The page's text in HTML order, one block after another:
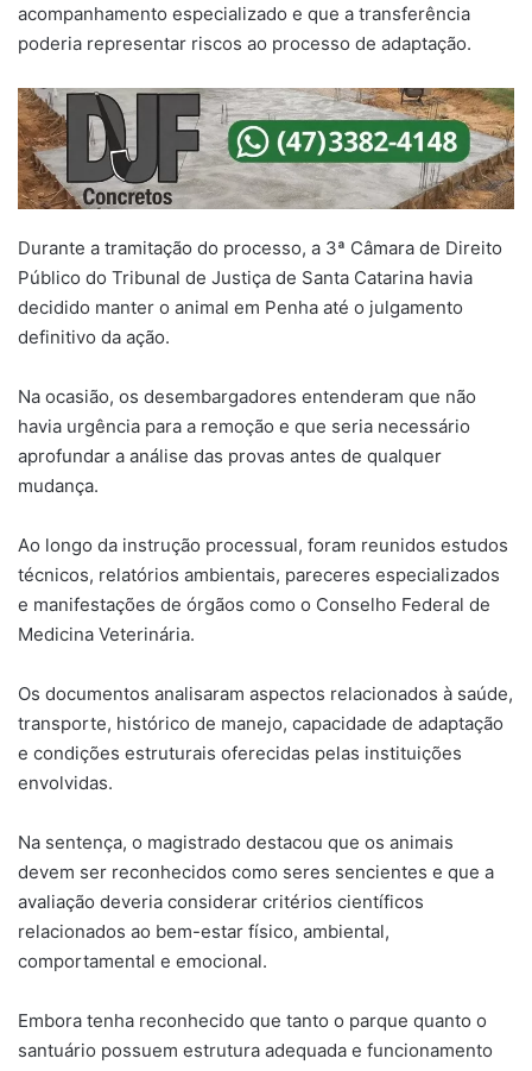
acompanhamento especializado e que a transferência
poderia representar riscos ao processo de adaptação.
Durante a tramitação do processo, a 3ª Câmara de Direito
Público do Tribunal de Justiça de Santa Catarina havia
decidido manter o animal em Penha até o julgamento
definitivo da ação.
Na ocasião, os desembargadores entenderam que não
havia urgência para a remoção e que seria necessário
aprofundar a análise das provas antes de qualquer
mudança.
Ao longo da instrução processual, foram reunidos estudos
técnicos, relatórios ambientais, pareceres especializados
e manifestações de órgãos como o Conselho Federal de
Medicina Veterinária.
Os documentos analisaram aspectos relacionados à saúde,
transporte, histórico de manejo, capacidade de adaptação
e condições estruturais oferecidas pelas instituições
envolvidas.
Na sentença, o magistrado destacou que os animais
devem ser reconhecidos como seres sencientes e que a
avaliação deveria considerar critérios científicos
relacionados ao bem-estar físico, ambiental,
comportamental e emocional.
Embora tenha reconhecido que tanto o parque quanto o
santuário possuem estrutura adequada e funcionamento